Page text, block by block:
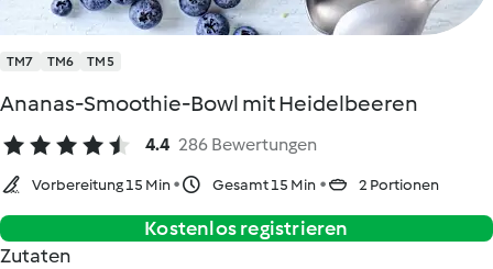
TM7 TM6 TM5
Ananas-Smoothie-Bowl mit Heidelbeeren
4.4 286 Bewertungen
Vorbereitung 15 Min Gesamt 15 Min 2 Portionen
Kostenlos registrieren
Zutaten